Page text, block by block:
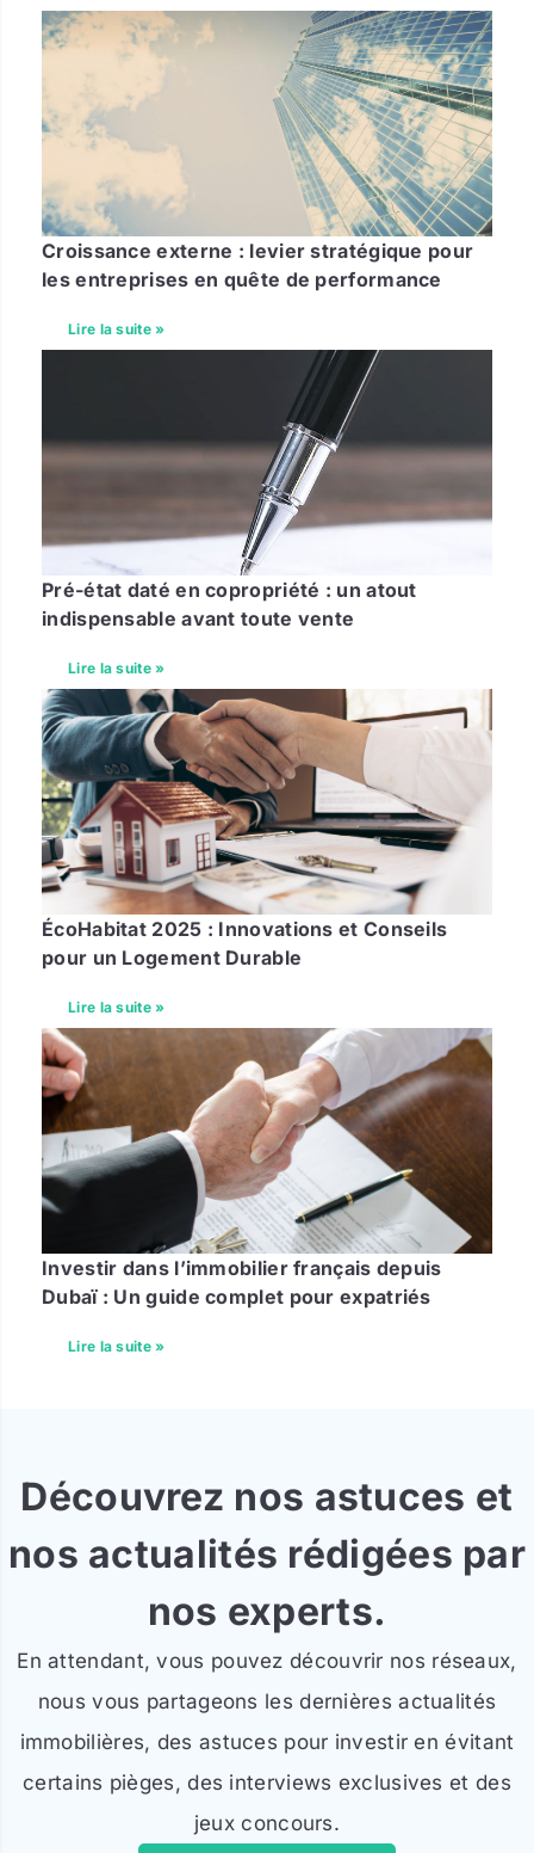
Croissance externe : levier stratégique pour
les entreprises en quête de performance
Lire la suite »
Pré-état daté en copropriété : un atout
indispensable avant toute vente
Lire la suite »
ÉcoHabitat 2025 : Innovations et Conseils
pour un Logement Durable
Lire la suite »
Investir dans l’immobilier français depuis
Dubaï : Un guide complet pour expatriés
Lire la suite »
Découvrez nos astuces et
nos actualités rédigées par
nos experts.
En attendant, vous pouvez découvrir nos réseaux,
nous vous partageons les dernières actualités
immobilières, des astuces pour investir en évitant
certains pièges, des interviews exclusives et des
jeux concours.